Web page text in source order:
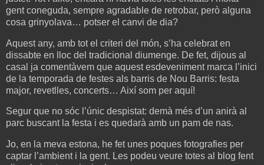
gent coneguda, sempre agradable de retrobar, però alguna
cosa grinyolava… potser el canvi de dia?
Aquest any, amb tot el criteri del món, s’ha celebrat en
dissabte en lloc del tradicional diumenge. De fet, dijous al
casal ja comentàvem que aquest esdeveniment marca l’inici
de la temporada de festes als barris de Nou Barris: festa
major, revetlles, concerts… Així som per aquí!
Segur que no sóc l’únic despistat: demà més d’un anirà al
parc buscant la festa i es quedarà amb un pam de nas.
Jo, en la meva estona, he fet unes poques fotografies per
captar l’ambient i la gent. Les podeu veure totes al blog fent